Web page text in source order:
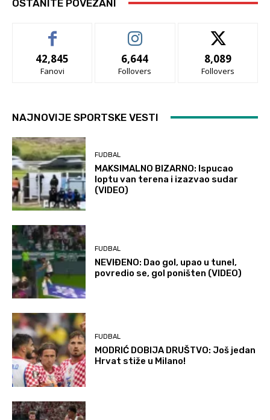
OSTANITE POVEZANI
42,845
Fanovi
6,644
Follovers
8,089
Follovers
NAJNOVIJE SPORTSKE VESTI
FUDBAL
MAKSIMALNO BIZARNO: Ispucao
loptu van terena i izazvao sudar
(VIDEO)
FUDBAL
NEVIĐENO: Dao gol, upao u tunel,
povredio se, gol poništen (VIDEO)
FUDBAL
MODRIĆ DOBIJA DRUŠTVO: Još jedan
Hrvat stiže u Milano!